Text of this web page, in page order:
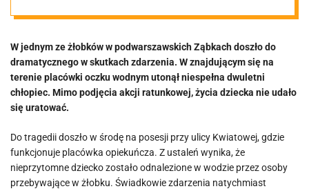
dziecko [FOTO]
W jednym ze żłobków w podwarszawskich Ząbkach doszło do
dramatycznego w skutkach zdarzenia. W znajdującym się na
terenie placówki oczku wodnym utonął niespełna dwuletni
chłopiec. Mimo podjęcia akcji ratunkowej, życia dziecka nie udało
się uratować.
Do tragedii doszło w środę na posesji przy ulicy Kwiatowej, gdzie
funkcjonuje placówka opiekuńcza. Z ustaleń wynika, że
nieprzytomne dziecko zostało odnalezione w wodzie przez osoby
przebywające w żłobku. Świadkowie zdarzenia natychmiast